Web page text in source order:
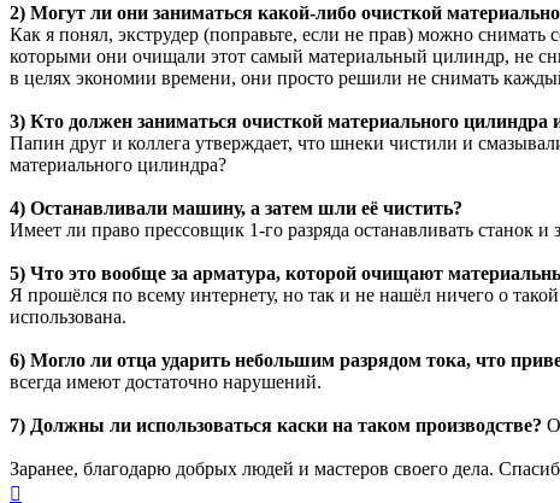
2) Могут ли они заниматься какой-либо очисткой
Как я понял, экструдер (поправьте, если не прав) можно снимать
которыми они очищали этот самый материальный цилиндр, не
в целях экономии времени, они просто решили не снимать
3) Кто должен заниматься очисткой материального цилиндра
Папин друг и коллега утверждает, что шнеки чистили и
материального цилиндра?
4) Останавливали машину, а затем шли её чистить?
Имеет ли право прессовщик 1-го разряда останавливать станок
5) Что это вообще за арматура, которой очищают
Я прошёлся по всему интернету, но так и не нашёл ничего о
использована.
6) Могло ли отца ударить небольшим разрядом тока, что
всегда имеют достаточно нарушений.
7) Должны ли использоваться каски на таком производстве?
Заранее, благодарю добрых людей и мастеров своего дела.